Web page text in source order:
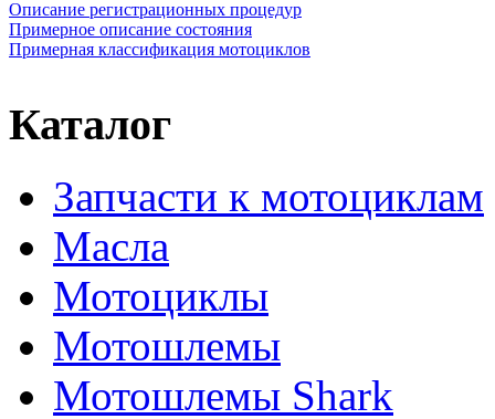
Описание регистрационных процедур
Примерное описание состояния
Примерная классификация мотоциклов
Каталог
Запчасти к мотоциклам
Масла
Мотоциклы
Мотошлемы
Мотошлемы Shark